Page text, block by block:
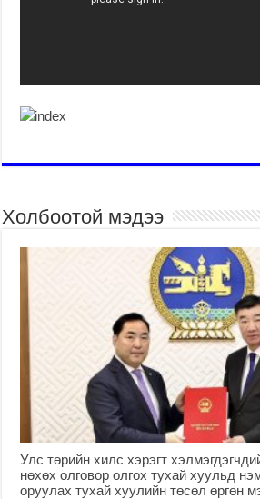
Холбоотой мэдээ
Улс төрийн хилс хэрэгт
нөхөх олговор олгох тухай хуульд
оруулах тухай хуулийн төсөл өргөн